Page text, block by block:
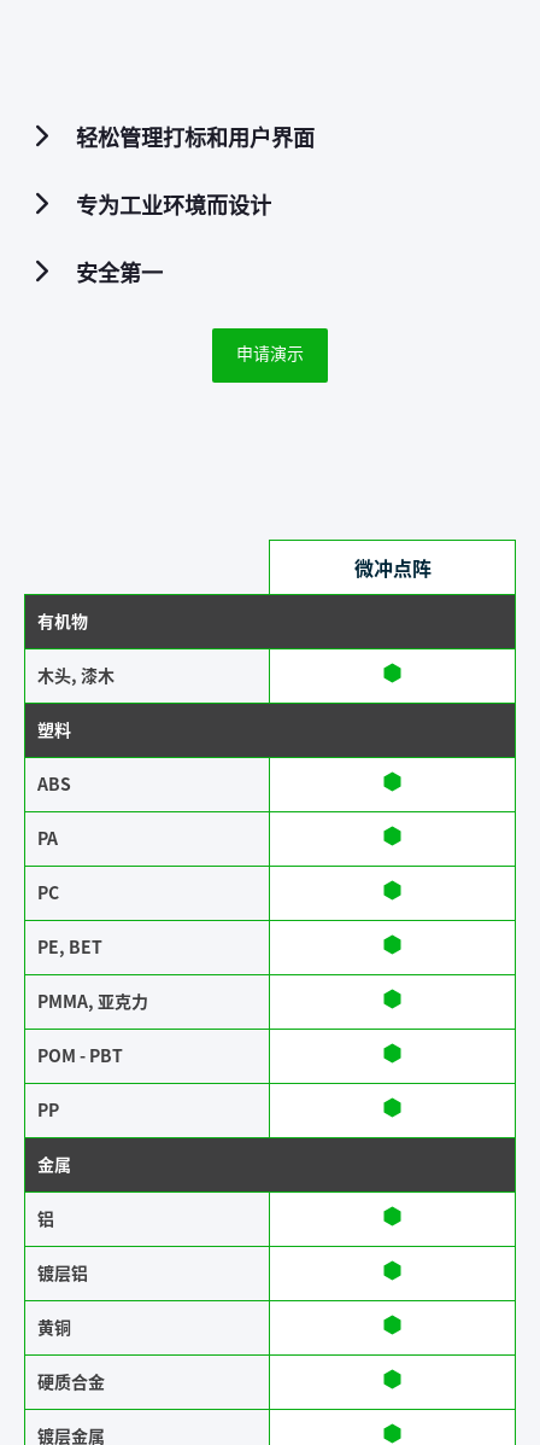
轻松管理打标和用户界面
专为工业环境而设计
安全第一
申请演示
微冲点阵
有机物
木头, 漆木
塑料
ABS​​
PA
PC
PE, BET
PMMA, 亚克力
POM - PBT
PP
金属
铝
镀层铝
黄铜​​
硬质合金
镀层金属